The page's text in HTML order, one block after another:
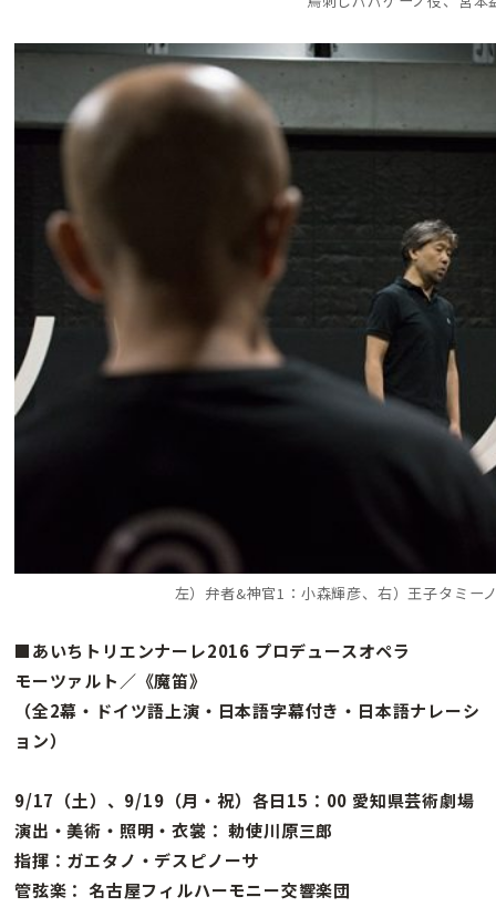
左）弁者&神官1：小森輝彦、右）王子タミー
■あいちトリエンナーレ2016 プロデュースオペラ
モーツァルト／《魔笛》
（全2幕・ドイツ語上演・日本語字幕付き・日本語ナレーシ
ョン）
9/17（土）、9/19（月・祝）各日15：00 愛知県芸術劇場
演出・美術・照明・衣裳： 勅使川原三郎
指揮：ガエタノ・デスピノーサ
管弦楽： 名古屋フィルハーモニー交響楽団